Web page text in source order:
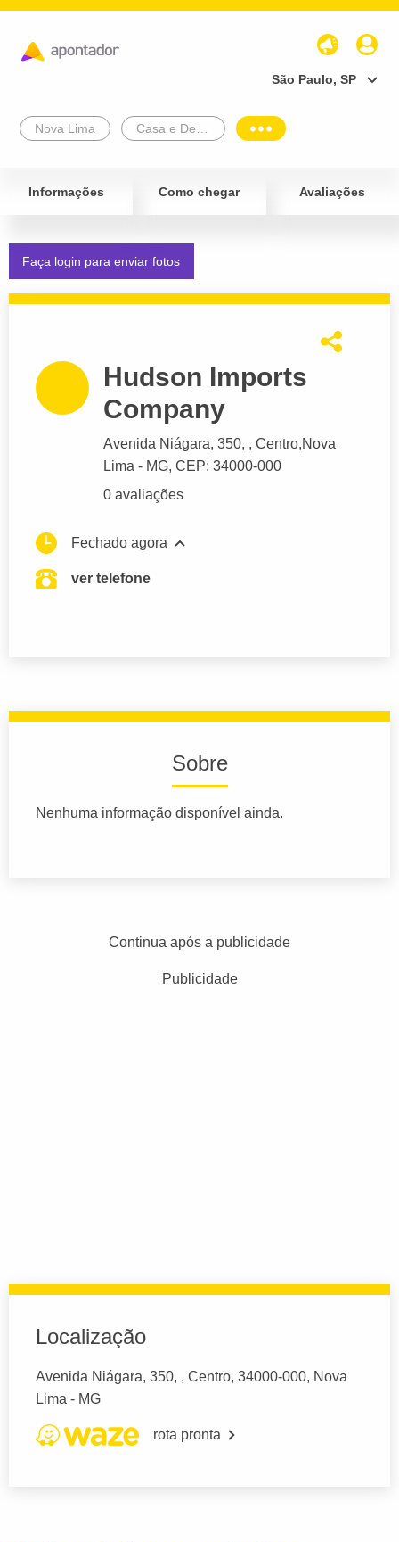
São Paulo, SP
Nova Lima
Informações Como chegar Avaliações
Faça login para enviar fotos
Hudson Imports
Company
Avenida Niágara, 350, , Centro,Nova
Lima - MG, CEP: 34000-000
0 avaliações
Fechado agora
ver telefone
Sobre
Nenhuma informação disponível ainda.
Continua após a publicidade
Publicidade
Localização
Avenida Niágara, 350, , Centro, 34000-000, Nova
Lima - MG
rota pronta